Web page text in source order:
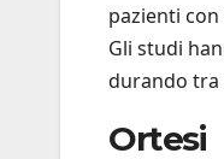
pazienti
Gli studi
durando tra
Ortesi